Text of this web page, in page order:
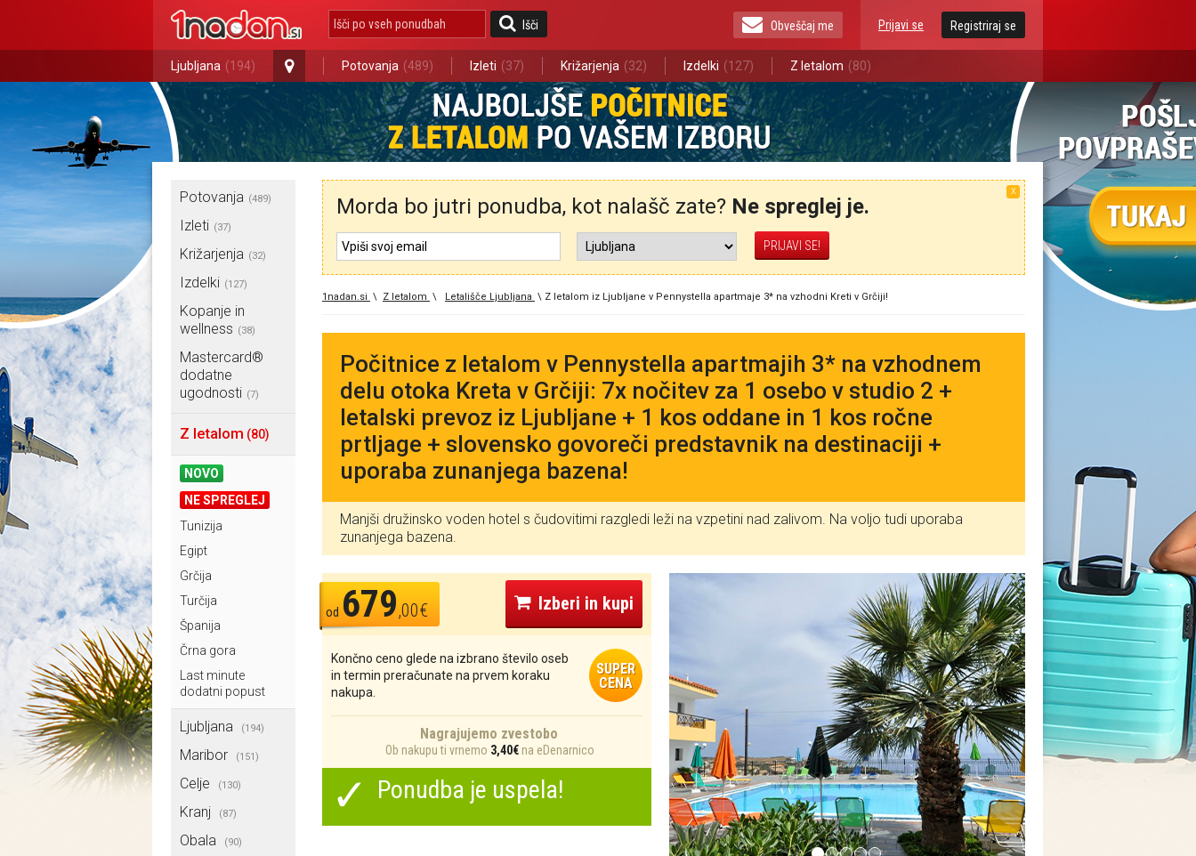
Išči Prijavi se Registriraj se
Obveščaj me
Ljubljana (194) Potovanja (489) Izleti (37) Križarjenja (32) Izdelki (127) Z letalom (80)
Potovanja (489)
Izleti (37)
Križarjenja (32)
Izdelki (127)
Kopanje in
wellness (38)
Mastercard®
dodatne
ugodnosti (7)
Z letalom (80)
NOVO
NE SPREGLEJ
Tunizija
Egipt
Grčija
Turčija
Španija
Črna gora
Last minute
dodatni popust
Ljubljana (194)
Maribor (151)
Celje (130)
Kranj (87)
Obala (90)
X
Morda bo jutri ponudba, kot nalašč zate? Ne spreglej je.
1nadan.si \ Z letalom \ Letališče Ljubljana \ Z letalom iz Ljubljane v Pennystella apartmaje 3* na vzhodni Kreti v Grčiji!
Počitnice z letalom v Pennystella apartmajih 3* na vzhodnem
delu otoka Kreta v Grčiji: 7x nočitev za 1 osebo v studio 2 +
letalski prevoz iz Ljubljane + 1 kos oddane in 1 kos ročne
prtljage + slovensko govoreči predstavnik na destinaciji +
uporaba zunanjega bazena!
Manjši družinsko voden hotel s čudovitimi razgledi leži na vzpetini nad zalivom. Na voljo tudi uporaba
zunanjega bazena.
od 679,00€ Izberi in kupi
Končno ceno glede na izbrano število oseb
in termin preračunate na prvem koraku
nakupa.
SUPER
CENA
Nagrajujemo zvestobo
Ob nakupu ti vrnemo 3,40€na eDenarnico
✓ Ponudba je uspela!